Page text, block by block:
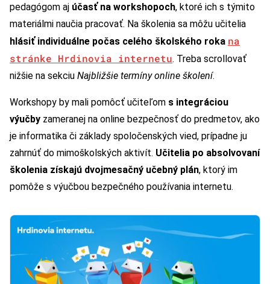
pedagógom aj účasť na workshopoch, ktoré ich s týmito
materiálmi naučia pracovať. Na školenia sa môžu učitelia
hlásiť individuálne počas celého školského roka na
stránke Hrdinovia internetu. Treba scrollovať
nižšie na sekciu Najbližšie termíny online školení.
Workshopy by mali pomôcť učiteľom s integráciou
výučby zameranej na online bezpečnosť do predmetov, ako
je informatika či základy spoločenských vied, prípadne ju
zahrnúť do mimoškolských aktivít. Učitelia po absolvovaní
školenia získajú dvojmesačný učebný plán, ktorý im
pomôže s výučbou bezpečného používania internetu.